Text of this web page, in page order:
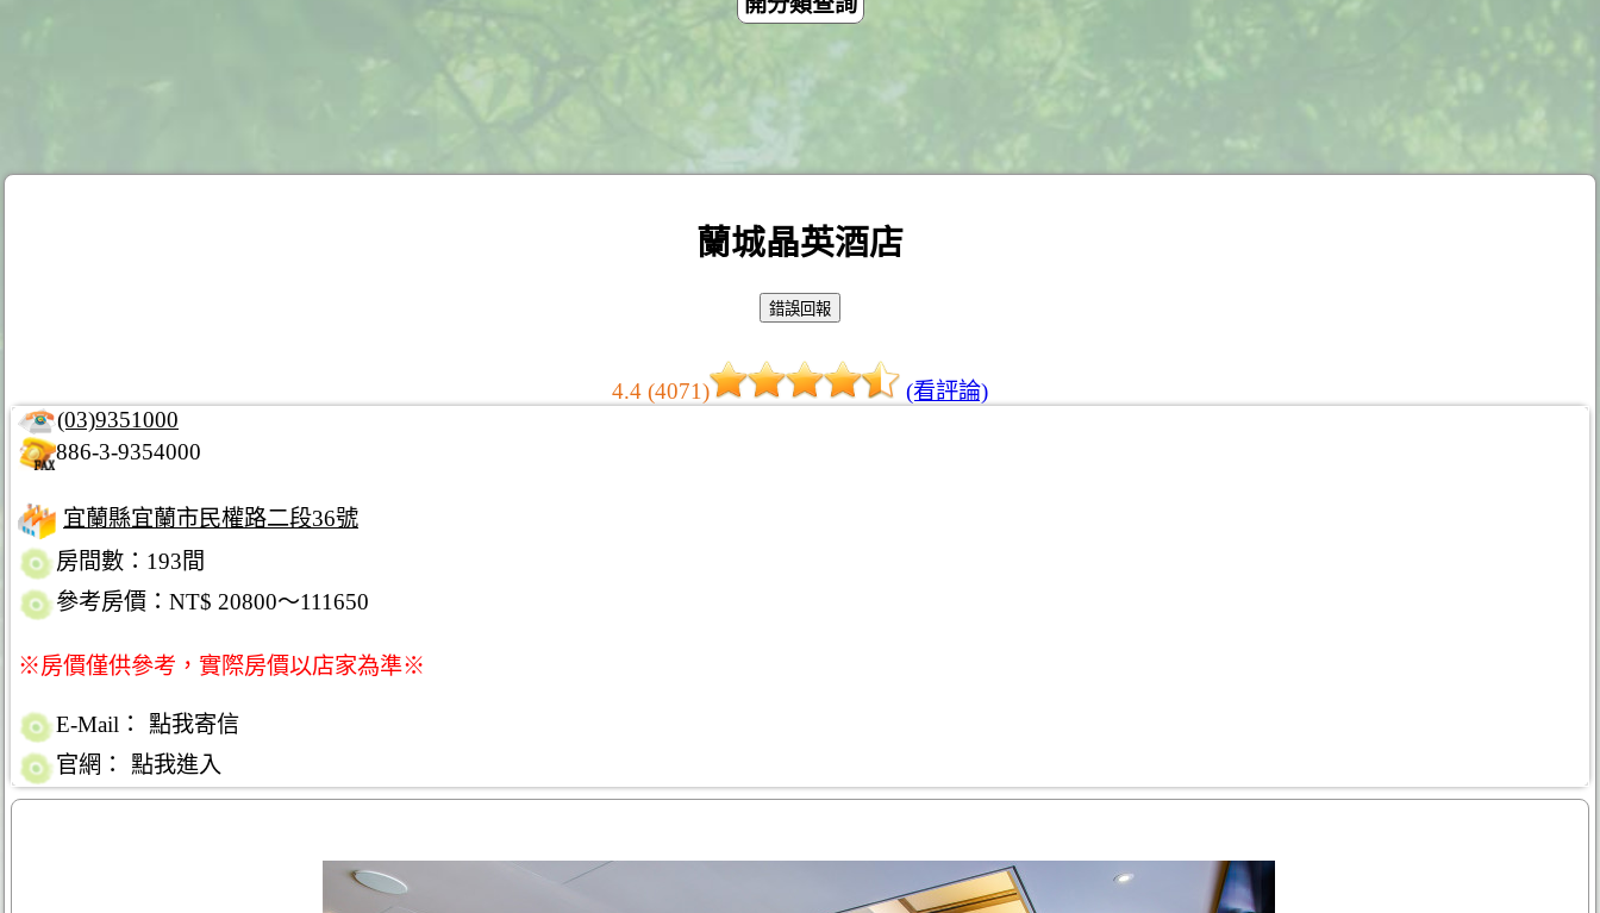
蘭城晶英酒店
4.4 (4071)
(看評論)
(03)9351000
886-3-9354000
宜蘭縣宜蘭市民權路二段36號
房間數：193間
參考房價：NT$ 20800～111650
※房價僅供參考，實際房價以店家為準※
E-Mail：
點我寄信
官網：
點我進入